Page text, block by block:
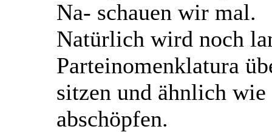
Na- schauen wir mal.
Natürlich wird noch
Parteinomenklatura
sitzen und ähnlich
abschöpfen.